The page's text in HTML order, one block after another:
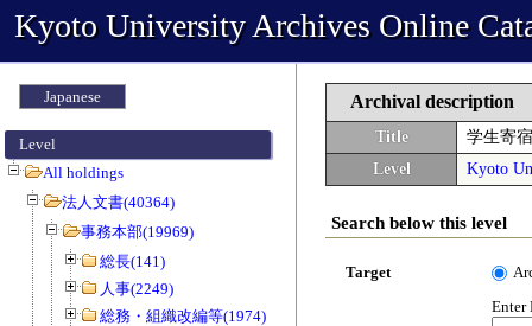
Kyoto University Archives Online
Japanese
Level
All holdings
法人文書(40364)
事務本部(19969)
総長(141)
人事(2249)
総務・組織改編等(1974)
Archival description
Title
学生寄
Level
Kyoto
Search below this level
Target
Enter